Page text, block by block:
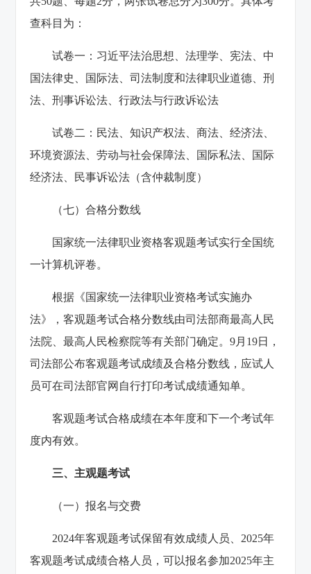
查科目为：
试卷一：习近平法治思想、法理学、宪法、中
国法律史、国际法、司法制度和法律职业道德、刑
法、刑事诉讼法、行政法与行政诉讼法
试卷二：民法、知识产权法、商法、经济法、
环境资源法、劳动与社会保障法、国际私法、国际
经济法、民事诉讼法（含仲裁制度）
（七）合格分数线
国家统一法律职业资格客观题考试实行全国统
一计算机评卷。
根据《国家统一法律职业资格考试实施办
法》，客观题考试合格分数线由司法部商最高人民
法院、最高人民检察院等有关部门确定。9月19日，
司法部公布客观题考试成绩及合格分数线，应试人
员可在司法部官网自行打印考试成绩通知单。
客观题考试合格成绩在本年度和下一个考试年
度内有效。
三、主观题考试
（一）报名与交费
2024年客观题考试保留有效成绩人员、2025年
客观题考试成绩合格人员，可以报名参加2025年主